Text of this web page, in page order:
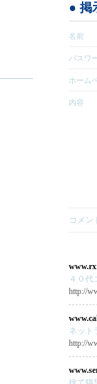
● 掲
名前
パスワ
ホーム
内容
コメン
４０代
http://
ネット
http://